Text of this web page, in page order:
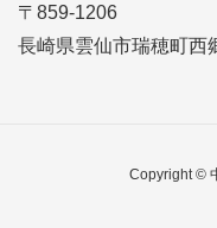
〒859-1206
長崎県雲仙市瑞穂町西
Copyright ©